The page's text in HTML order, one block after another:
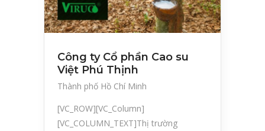
Công ty Cổ phần Cao su
Việt Phú Thịnh
Thành phố Hồ Chí Minh
[VC_ROW][VC_Column]
[VC_COLUMN_TEXT]Thị trường